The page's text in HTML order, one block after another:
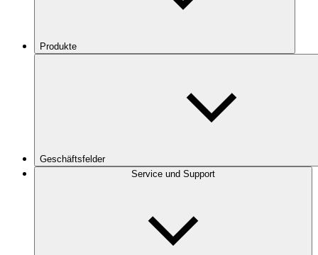
Produkte
Geschäftsfelder
Service und Support